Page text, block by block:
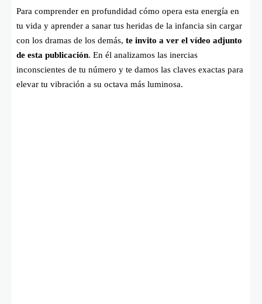
Para comprender en profundidad cómo opera esta energía en
tu vida y aprender a sanar tus heridas de la infancia sin cargar
con los dramas de los demás, te invito a ver el vídeo adjunto
de esta publicación. En él analizamos las inercias
inconscientes de tu número y te damos las claves exactas para
elevar tu vibración a su octava más luminosa.